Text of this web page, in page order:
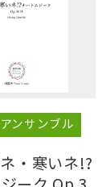
ンサンブル
・寒いネ!?